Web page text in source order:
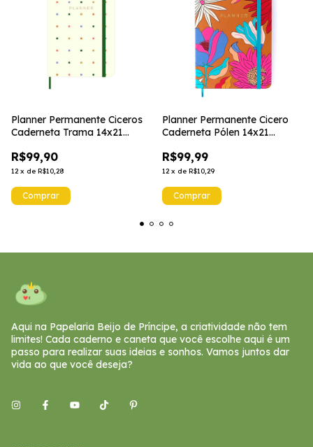
Planner Permanente Ciceros
Caderneta Trama 14x21
R$99,90
12 x de R$10,28
Planner Permanente Cicero
Caderneta Pólen 14x21
R$99,99
12 x de R$10,29
Aqui na Papelaria Beijo de Príncipe, a criatividade não tem
limites! Cada caderno e caneta que você escolhe aqui é um
passo para realizar suas ideias e sonhos. Vamos juntos dar
vida ao que você deseja?